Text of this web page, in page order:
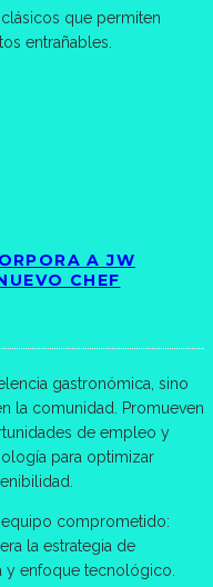
clásicos que permiten
entrañables.
A JW
CHEF
gastronómica, sino
la comunidad. Promueven
de empleo y
para optimizar
equipo comprometido:
la estrategia de
y enfoque tecnológico.